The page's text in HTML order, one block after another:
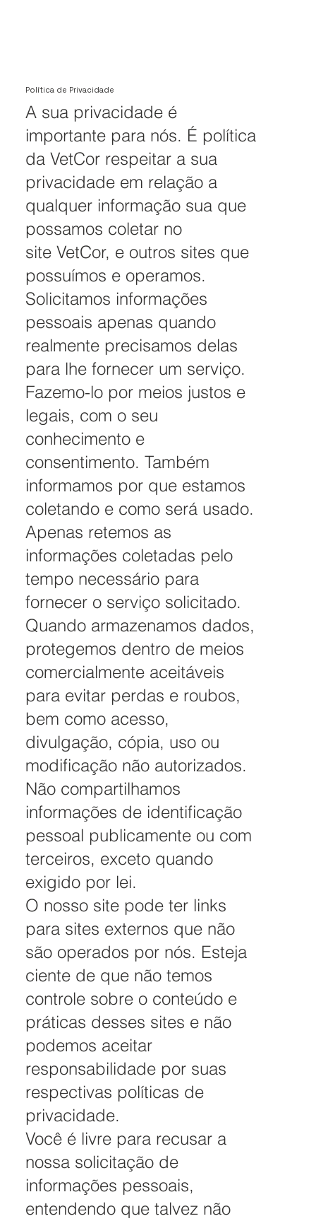
Política de Privacidade
A sua privacidade é
importante para nós. É política
da VetCor respeitar a sua
privacidade em relação a
qualquer informação sua que
possamos coletar no
siteVetCor, e outros sites que
possuímos e operamos.
Solicitamos informações
pessoais apenas quando
realmente precisamos delas
para lhe fornecer um serviço.
Fazemo-lo por meios justos e
legais, com o seu
conhecimento e
consentimento. Também
informamos por que estamos
coletando e como será usado.
Apenas retemos as
informações coletadas pelo
tempo necessário para
fornecer o serviço solicitado.
Quando armazenamos dados,
protegemos dentro de meios
comercialmente aceitáveis ​​
para evitar perdas e roubos,
bem como acesso,
divulgação, cópia, uso ou
modificação não autorizados.
Não compartilhamos
informações de identificação
pessoal publicamente ou com
terceiros, exceto quando
exigido por lei.
O nosso site pode ter links
para sites externos que não
são operados por nós. Esteja
ciente de que não temos
controle sobre o conteúdo e
práticas desses sites e não
podemos aceitar
responsabilidade por suas
respectivas políticas de
privacidade.
Você é livre para recusar a
nossa solicitação de
informações pessoais,
entendendo que talvez não